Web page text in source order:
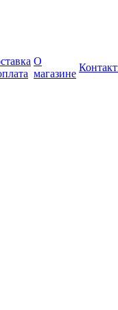
О
магазине